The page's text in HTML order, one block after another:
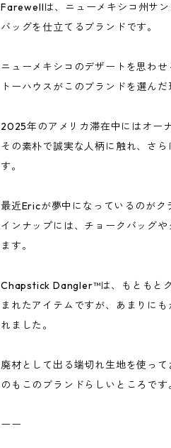
Farewellは、ニューメキシコ州サ
バッグを仕立てるブランドです。
ニューメキシコのデザートを思わ
トーハウスがこのブランドを選んだ
2025年のアメリカ滞在中にはオー
その素朴で誠実な人柄に触れ、さ
す。
最近Ericが夢中になっているのが
インナップには、チョークバッグ
ます。
Chapstick Dangler™は、もともと
まれたアイテムですが、あまりに
れました。
廃材として出る端切れ生地を使っ
のもこのブランドらしいところです
ーー